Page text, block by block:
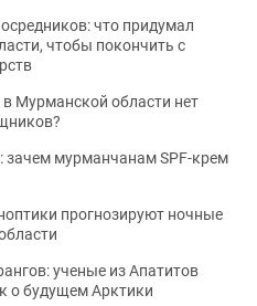
что придумал
чтобы покончить с
Мурманской области нет
зачем мурманчанам SPF-крем
прогнозируют ночные
ученые из Апатитов
о будущем Арктики